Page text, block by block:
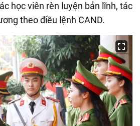
học viên rèn luyện bản lĩnh, tác
theo điều lệnh CAND.